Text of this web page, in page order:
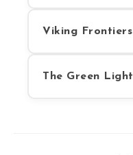
Viking Frontiers
The Green Light